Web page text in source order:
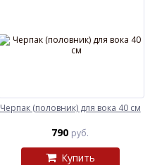
Черпак (половник) для вока 40 см
790 руб.
Купить